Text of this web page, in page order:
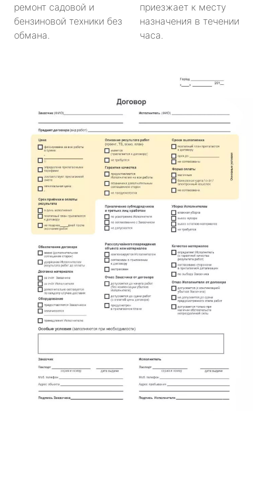
ремонт садовой и
бензиновой техники без
обмана.
приезжает к месту
назначения в течении
часа.